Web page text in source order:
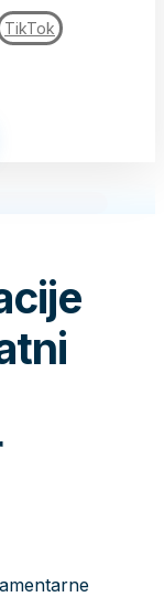
TikTok